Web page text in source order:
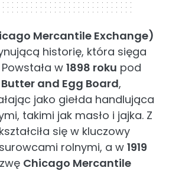
Mercantile Exchange)
historię, która sięga
w 1898 roku pod
and Egg Board,
jako giełda handlująca
takimi jak masło i jajka. Z
się w kluczowy
rolnymi, a w 1919
Chicago Mercantile